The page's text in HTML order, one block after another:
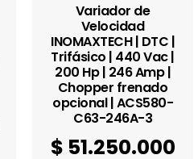
Variador de
Velocidad
INOMAXTECH | DTC |
Trifásico | 440 Vac |
200 Hp | 246 Amp |
Chopper frenado
opcional | ACS580-
C63-246A-3
$ 51.250.000